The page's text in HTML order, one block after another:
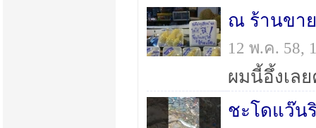
12 พ.ค. 58,
ผมนี้อึ้งเล
ชะโดแว๊น